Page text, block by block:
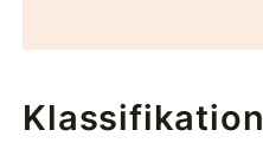
Klassifikation